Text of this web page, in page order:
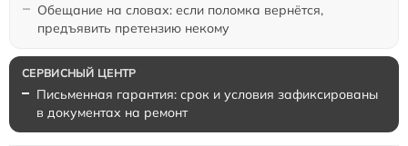
Обещание на словах: если поломка вернётся,
предъявить претензию некому
Письменная гарантия: срок и условия зафиксированы
в документах на ремонт